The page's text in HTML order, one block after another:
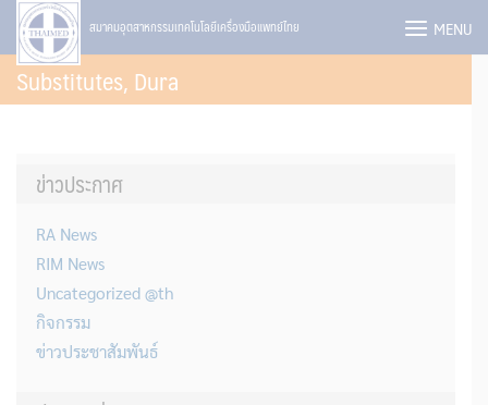
Skip
content
สมาคมอุตสาหกรรมเทคโนโลยีเครื่องมือแพทย์ไทย MENU
Substitutes, Dura
ข่าวประกาศ
RA News
RIM News
Uncategorized @th
กิจกรรม
ข่าวประชาสัมพันธ์